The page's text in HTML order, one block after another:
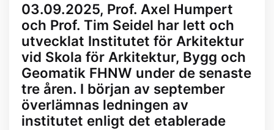
03.09.2025, Prof. Axel Humpert
och Prof. Tim Seidel har lett och
utvecklat Institutet för Arkitektur
vid Skola för Arkitektur, Bygg och
Geomatik FHNW under de senaste
tre åren. I början av september
överlämnas ledningen av
institutet enligt det etablerade